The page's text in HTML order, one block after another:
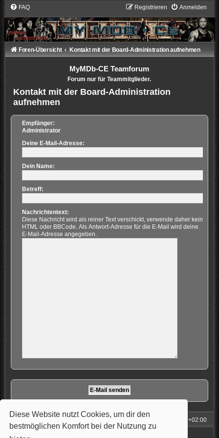
Diese Website nutzt Cookies, um dir den
bestmöglichen Komfort bei der Nutzung zu
FAQ Anmelden
Registrieren
Foren-Übersicht Kontakt mit der Board-Administration aufnehmen
MyMDb-CE Teamforum
Forum nur für Teammitglieder.
Kontakt mit der Board-Administration
aufnehmen
Empfänger:
Administrator
Deine E-Mail-Adresse:
Dein Name:
Betreff:
Nachrichtentext:
Diese Nachricht wird als reiner Text verschickt, verwende daher kein
HTML oder BBCode. Als Antwort-Adresse für die E-Mail wird deine
E-Mail-Adresse angegeben.
UTC+02:00
Powered by